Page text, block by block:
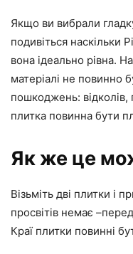
Якщо ви вибрали
подивіться наскільки
вона ідеально рівна.
матеріалі не повинно
пошкоджень:
плитка повинна бути
Як же це
Візьміть дві плитки і
просвітів немає
Краї плитки повинні